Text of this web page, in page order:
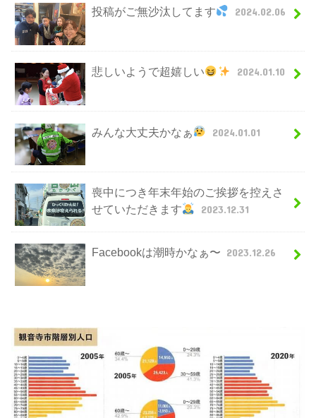
投稿がご無沙汰してます 2024.02.06
悲しいようで超嬉しい 2024.01.10
みんな大丈夫かなぁ 2024.01.01
喪中につき年末年始のご挨拶を控えさ
せていただきます
2023.12.31
Facebookは潮時かなぁ〜 2023.12.26